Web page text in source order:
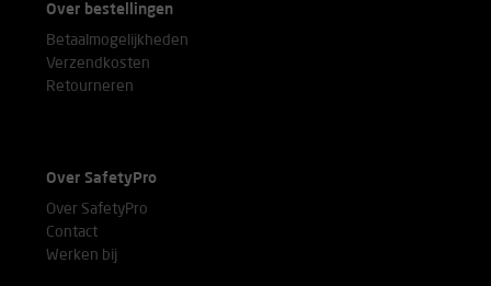
Over bestellingen
Betaalmogelijkheden
Verzendkosten
Retourneren
Over SafetyPro
Over SafetyPro
Contact
Werken bij